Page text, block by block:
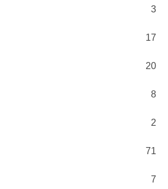
3
17
20
8
2
71
7